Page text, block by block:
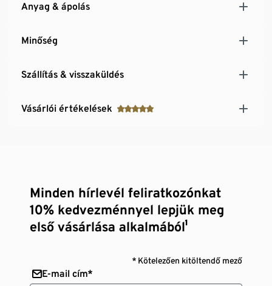
Anyag & ápolás
Minőség
Szállítás & visszaküldés
Vásárlói értékelések
Minden hírlevél feliratkozónkat
10% kedvezménnyel lepjük meg
első vásárlása alkalmából¹
* Kötelezően kitöltendő mező
E-mail cím*